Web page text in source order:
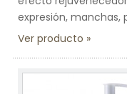
expresión, manchas,
Ver producto